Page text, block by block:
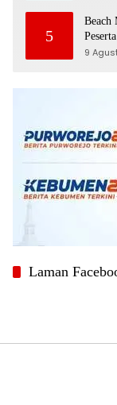
5
Beach
9
Laman